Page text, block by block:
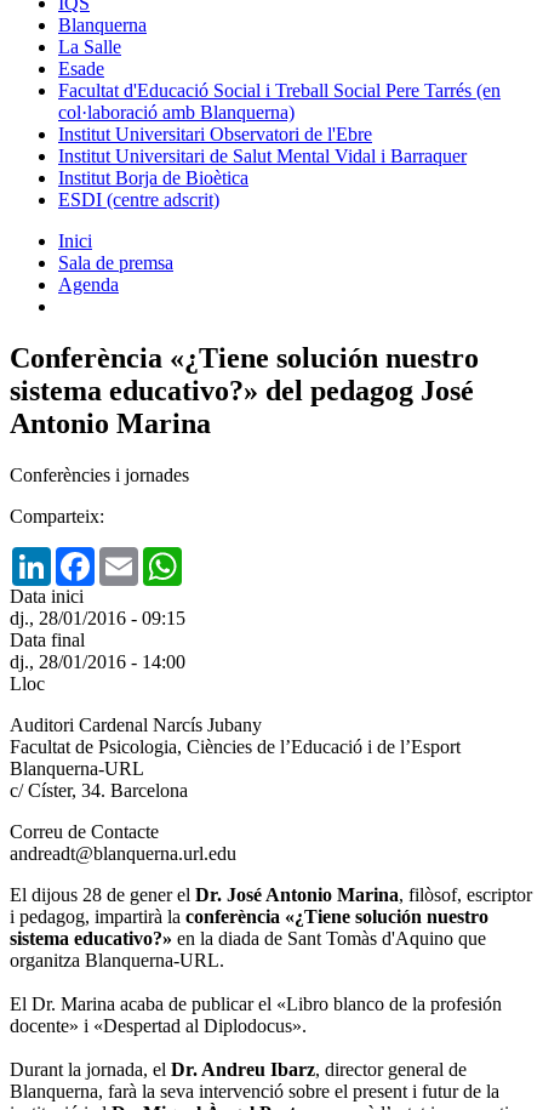
Blanquerna
La Salle
Esade
Facultat d'Educació Social i Treball Social Pere Tarrés (en
col·laboració amb Blanquerna)
Institut Universitari Observatori de l'Ebre
Institut Universitari de Salut Mental Vidal i Barraquer
Institut Borja de Bioètica
ESDI (centre adscrit)
Inici
Sala de premsa
Agenda
Conferència «¿Tiene solución nuestro
sistema educativo?» del pedagog José
Antonio Marina
Conferències i jornades
Comparteix:
LinkedInFacebook
Email
Data inici
dj., 28/01/2016 - 09:15
Data final
dj., 28/01/2016 - 14:00
Lloc
Auditori Cardenal Narcís Jubany
Facultat de Psicologia, Ciències de l’Educació i de l’Esport
Blanquerna-URL
c/ Císter, 34. Barcelona
Correu de Contacte
andreadt@blanquerna.url.edu
El dijous 28 de gener el Dr. José Antonio Marina, filòsof, escriptor
i pedagog, impartirà la conferència «¿Tiene solución nuestro
sistema educativo?» en la diada de Sant Tomàs d'Aquino que
organitza Blanquerna-URL.
El Dr. Marina acaba de publicar el «Libro blanco de la profesión
docente» i «Despertad al Diplodocus».
Durant la jornada, el Dr. Andreu Ibarz, director general de
Blanquerna, farà la seva intervenció sobre el present i futur de la